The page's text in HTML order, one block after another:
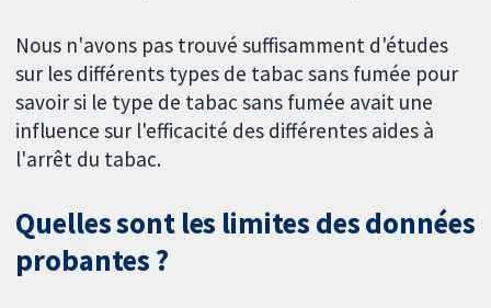
Nous n'avons pas trouvé suffisamment d'études
sur les différents types de tabac sans fumée pour
savoir si le type de tabac sans fumée avait une
influence sur l'efficacité des différentes aides à
l'arrêt du tabac.
Quelles sont les limites des données
probantes ?